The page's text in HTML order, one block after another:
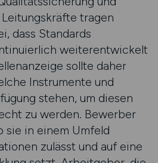
tragen
dass Standards
weiterentwickelt
sollte daher
Instrumente und
stehen, um diesen
zu werden. Bewerber
sie in einem Umfeld
zulässt und auf eine